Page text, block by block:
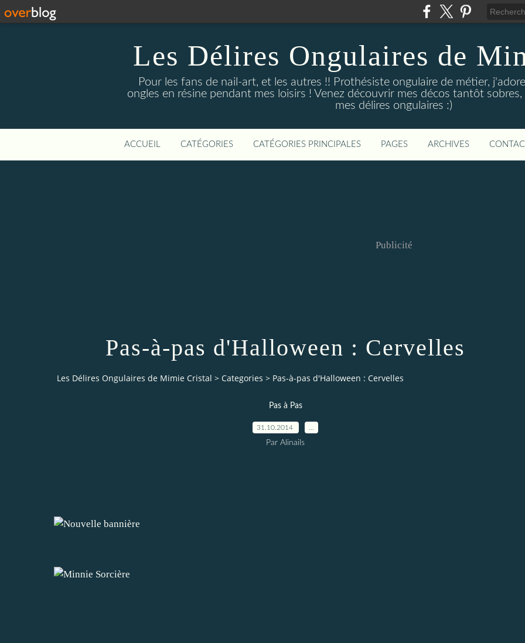
Les Délires Ongulaires de
Pour les fans de nail-art, et les autres !! Prothésiste ongulaire de métier,
ongles en résine pendant mes loisirs ! Venez découvrir mes décos tantôt
mes délires ongulaires :)
ACCUEIL CATÉGORIES CATÉGORIES PRINCIPALES PAGES ARCHIVES
Publicité
Pas-à-pas d'Halloween : Cervelles
Les Délires Ongulaires de Mimie Cristal > Categories > Pas-à-pas d'Halloween : Cervelles
Pas à Pas
31.10.2014
Par Alinails